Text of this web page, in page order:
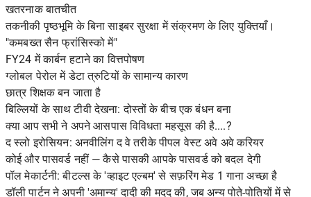
खतरनाक बातचीत
तकनीकी पृष्ठभूमि के बिना साइबर सुरक्षा में संक्रमण के लिए युक्तियाँ।
"कमबख्त सैन फ्रांसिस्को में"
FY24 में कार्बन हटाने का वित्तपोषण
ग्लोबल पेरोल में डेटा त्रुटियों के सामान्य कारण
छात्र शिक्षक बन जाता है
बिल्लियों के साथ टीवी देखना: दोस्तों के बीच एक बंधन बना
क्या आप सभी ने अपने आसपास विविधता महसूस की है....?
द स्लो इरोसियन: अनवीलिंग द वे तरीके पीपल वेस्ट अवे अवे करियर
कोई और पासवर्ड नहीं — कैसे पासकी आपके पासवर्ड को बदल देगी
पॉल मेकार्टनी: बीटल्स के 'व्हाइट एल्बम' से सफ़रिंग मेड 1 गाना अच्छा है
डॉली पार्टन ने अपनी 'अमान्य' दादी की मदद की, जब अन्य पोते-पोतियों में से